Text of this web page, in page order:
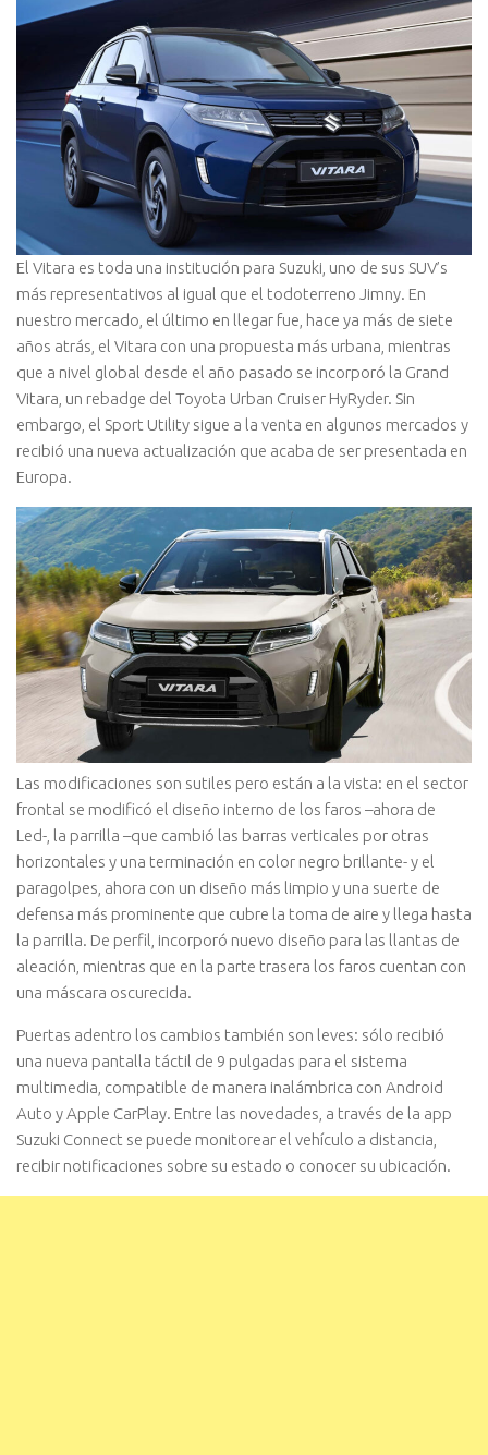
El Vitara es toda una institución para Suzuki, uno de sus SUV’s
más representativos al igual que el todoterreno Jimny. En
nuestro mercado, el último en llegar fue, hace ya más de siete
años atrás, el Vitara con una propuesta más urbana, mientras
que a nivel global desde el año pasado se incorporó la Grand
Vitara, un rebadge del Toyota Urban Cruiser HyRyder. Sin
embargo, el Sport Utility sigue a la venta en algunos mercados y
recibió una nueva actualización que acaba de ser presentada en
Europa.
Las modificaciones son sutiles pero están a la vista: en el sector
frontal se modificó el diseño interno de los faros –ahora de
Led-, la parrilla –que cambió las barras verticales por otras
horizontales y una terminación en color negro brillante- y el
paragolpes, ahora con un diseño más limpio y una suerte de
defensa más prominente que cubre la toma de aire y llega hasta
la parrilla. De perfil, incorporó nuevo diseño para las llantas de
aleación, mientras que en la parte trasera los faros cuentan con
una máscara oscurecida.
Puertas adentro los cambios también son leves: sólo recibió
una nueva pantalla táctil de 9 pulgadas para el sistema
multimedia, compatible de manera inalámbrica con Android
Auto y Apple CarPlay. Entre las novedades, a través de la app
Suzuki Connect se puede monitorear el vehículo a distancia,
recibir notificaciones sobre su estado o conocer su ubicación.